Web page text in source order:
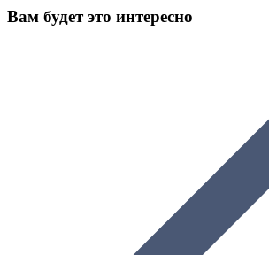
Вам будет это интересно